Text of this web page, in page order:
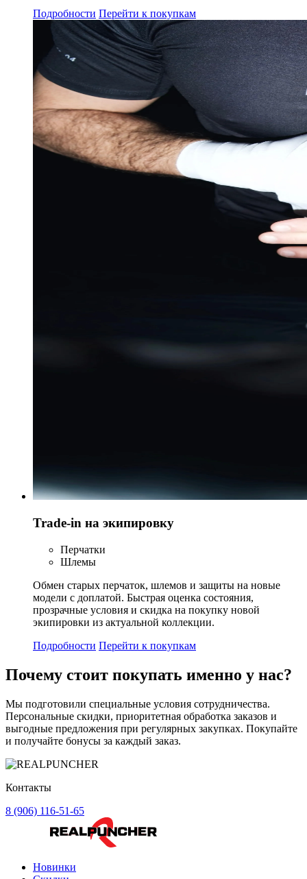
Подробности Перейти к покупкам
Trade-in на экипировку
Перчатки
Шлемы
Обмен старых перчаток, шлемов и защиты на новые
модели с доплатой. Быстрая оценка состояния,
прозрачные условия и скидка на покупку новой
экипировки из актуальной коллекции.
Подробности Перейти к покупкам
Почему стоит покупать именно у нас?
Мы подготовили специальные условия сотрудничества.
Персональные скидки, приоритетная обработка заказов и
выгодные предложения при регулярных закупках. Покупайте
и получайте бонусы за каждый заказ.
Контакты
8 (906) 116-51-65
Новинки